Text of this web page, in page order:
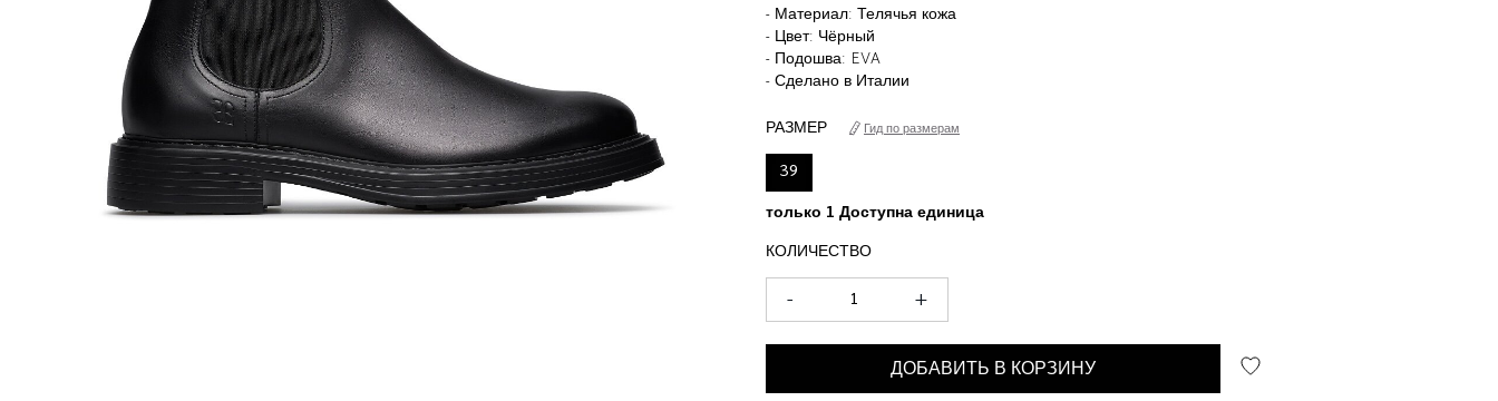
- Материал: Телячья кожа
- Цвет: Чёрный
- Подошва: EVA
- Сделано в Италии
РАЗМЕР
Гид по размерам
39
только 1 Доступна единица
КОЛИЧЕСТВО
+
-
ДОБАВИТЬ В КОРЗИНУ